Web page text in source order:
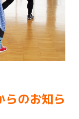
らのお知ら